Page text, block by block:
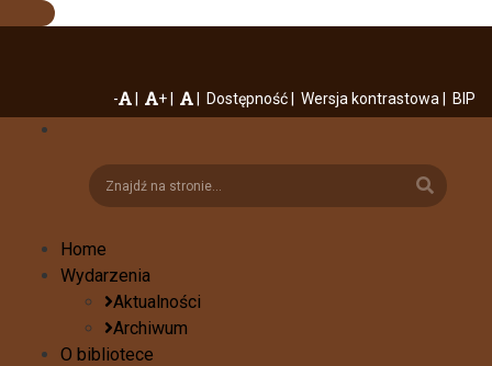
- + Dostępność Wersja kontrastowa BIP
Home
Wydarzenia
Aktualności
Archiwum
O bibliotece